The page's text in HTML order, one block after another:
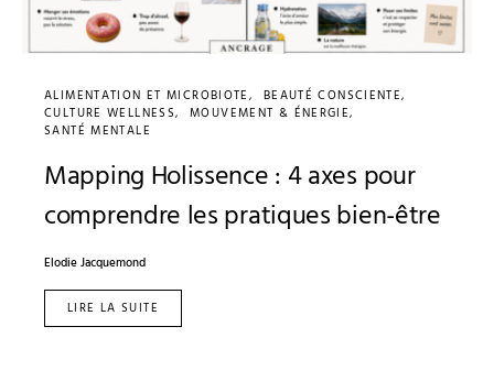
ALIMENTATION ET MICROBIOTE
BEAUTÉ CONSCIENTE
CULTURE WELLNESS
MOUVEMENT & ÉNERGIE
SANTÉ MENTALE
Mapping Holissence : 4 axes pour
comprendre les pratiques bien-être
Elodie Jacquemond
LIRE LA SUITE